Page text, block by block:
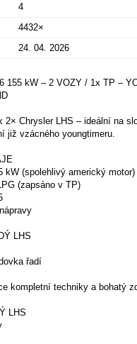
4
4432×
24. 04. 2026
155 kW – 2 VOZY / 1x TP –
2× Chrysler LHS – ideální na
již vzácného youngtimeru.
kW (spolehlivý americký motor)
(zapsáno v TP)
LHS
řadí
kompletní techniky a bohatý
LHS